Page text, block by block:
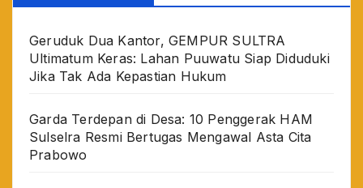
Geruduk Dua Kantor, GEMPUR SULTRA
Ultimatum Keras: Lahan Puuwatu Siap Diduduki
Jika Tak Ada Kepastian Hukum
Garda Terdepan di Desa: 10 Penggerak HAM
Sulselra Resmi Bertugas Mengawal Asta Cita
Prabowo